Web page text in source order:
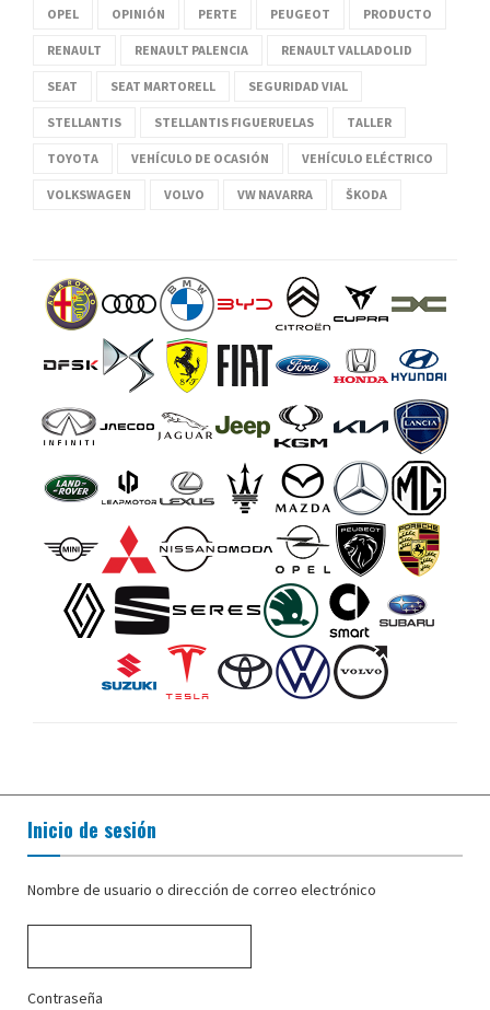
OPEL OPINIÓN PERTE PEUGEOT PRODUCTO
RENAULT RENAULT PALENCIA RENAULT VALLADOLID
SEAT SEAT MARTORELL SEGURIDAD VIAL
STELLANTIS STELLANTIS FIGUERUELAS TALLER
TOYOTA VEHÍCULO DE OCASIÓN VEHÍCULO ELÉCTRICO
VOLKSWAGEN VOLVO VW NAVARRA ŠKODA
Inicio de sesión
Nombre de usuario o dirección de correo electrónico
Contraseña